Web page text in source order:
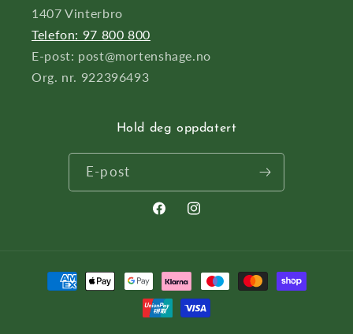
1407 Vinterbro
Telefon: 97 800 800
E-post: post@mortenshage.no
Org. nr. 922396493
Hold deg oppdatert
E-post
FacebookInstagram
Betalingsmåter